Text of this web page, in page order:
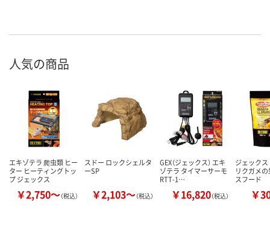
人気の商品
エキゾテラ 爬虫類 ヒー
ター ヒーティングトッ
プ ジェックス
￥2,750～（税込）
スドー ロックシェルタ
ーSP
￥2,103～（税込）
GEX（ジェックス） エキ
ゾテラ タイマーサーモ
RTT-1…
￥16,820（税込）
ジェック
リクガメ
スフード
￥